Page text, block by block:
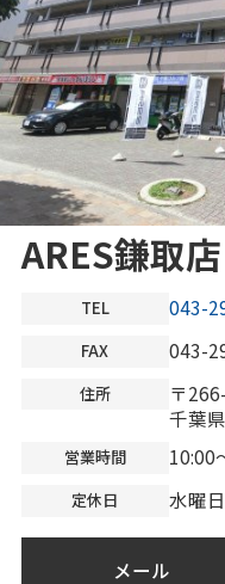
ARES鎌取店
TEL 043-
FAX 043-
住所
〒
千葉
営業時間 10:00
定休日 水曜日
メール